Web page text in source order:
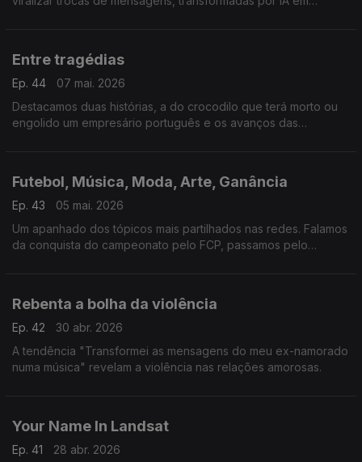
Entre tragédias
Ep. 44
07 mai. 2026
Destacamos duas histórias, a do crocodilo que terá morto ou
engolido um empresário português e os avanços das
Futebol, Música, Moda, Arte, Ganância
Ep. 43
05 mai. 2026
Um apanhado dos tópicos mais partilhados nas redes. Falamos
da conquista do campeonato pelo FCP, passamos pelo
Rebenta a bolha da violência
Ep. 42
30 abr. 2026
A tendência "Transformei as mensagens do meu ex-namorado
numa música" revelam a violência nas relações amorosas.
Your Name In Landsat
Ep. 41
28 abr. 2026